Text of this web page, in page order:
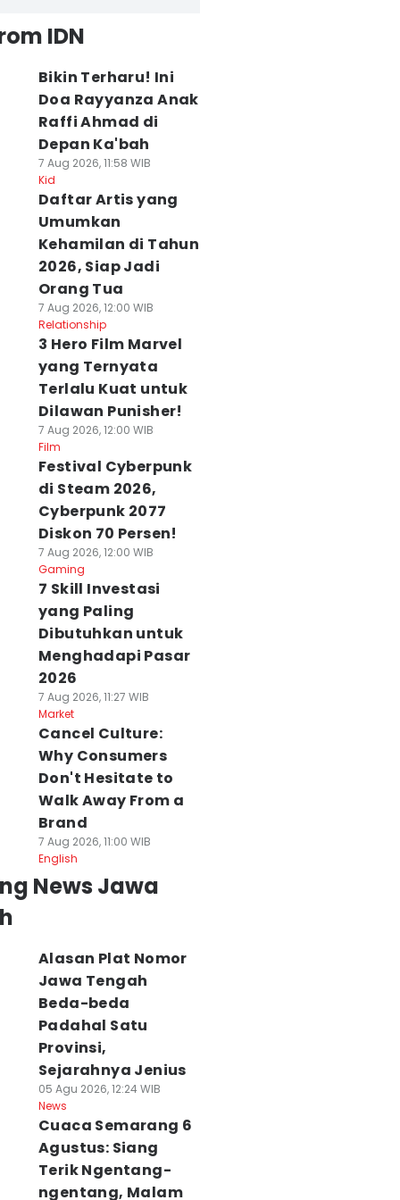
Cuaca
Raya Hari Ini 7
2026:
Kemarau!
Agu 2026, 07:29 WIB
Cuaca Semarang 7
Terik Menyengat
Pol, Malam Dingin
Bediding Atis!
07 Agu 2026, 06:07 WIB
News
IDN
Bikin Terharu! Ini
Doa Rayyanza Anak
Raffi Ahmad di
Depan Ka'bah
7 Aug 2026, 11:58 WIB
Kid
Daftar Artis yang
Umumkan
Kehamilan di Tahun
2026, Siap Jadi
Orang Tua
7 Aug 2026, 12:00 WIB
Relationship
3 Hero Film Marvel
yang Ternyata
Terlalu Kuat untuk
Dilawan Punisher!
7 Aug 2026, 12:00 WIB
Film
Festival Cyberpunk
di Steam 2026,
Cyberpunk 2077
Diskon 70 Persen!
7 Aug 2026, 12:00 WIB
Gaming
7 Skill Investasi
yang Paling
Dibutuhkan untuk
Menghadapi Pasar
2026
7 Aug 2026, 11:27 WIB
Market
Cancel Culture:
Why Consumers
Don't Hesitate to
Walk Away From a
Brand
7 Aug 2026, 11:00 WIB
English
News Jawa
Alasan Plat Nomor
Jawa Tengah
Beda-beda
Padahal Satu
Provinsi,
Sejarahnya Jenius
05 Agu 2026, 12:24 WIB
News
Cuaca Semarang 6
Agustus: Siang
Terik Ngentang-
ngentang, Malam